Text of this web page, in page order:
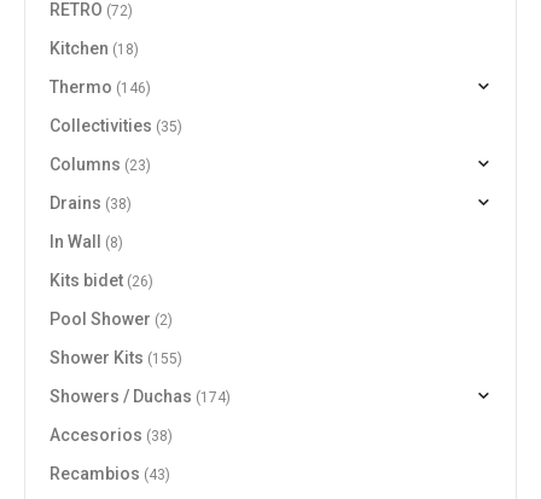
RETRO (72)
Kitchen (18)
Thermo (146)
Collectivities (35)
Columns (23)
Drains (38)
In Wall (8)
Kits bidet (26)
Pool Shower (2)
Shower Kits (155)
Showers / Duchas (174)
Accesorios (38)
Recambios (43)